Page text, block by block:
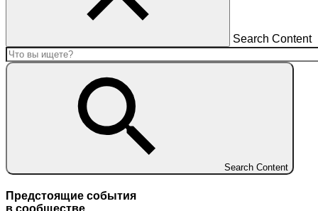
Search Content
Search Content
Предстоящие события